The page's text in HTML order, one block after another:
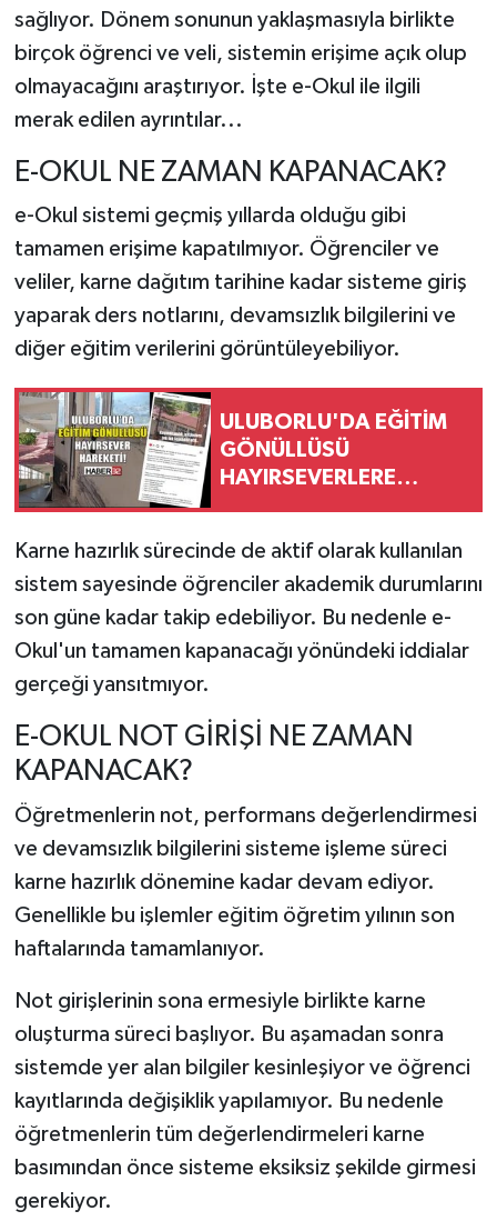
sağlıyor. Dönem sonunun yaklaşmasıyla birlikte
birçok öğrenci ve veli, sistemin erişime açık olup
olmayacağını araştırıyor. İşte e-Okul ile ilgili
merak edilen ayrıntılar...
E-OKUL NE ZAMAN KAPANACAK?
e-Okul sistemi geçmiş yıllarda olduğu gibi
tamamen erişime kapatılmıyor. Öğrenciler ve
veliler, karne dağıtım tarihine kadar sisteme giriş
yaparak ders notlarını, devamsızlık bilgilerini ve
diğer eğitim verilerini görüntüleyebiliyor.
ULUBORLU'DA EĞİTİM
GÖNÜLLÜSÜ
HAYIRSEVERLERE
Karne hazırlık sürecinde de aktif olarak kullanılan
sistem sayesinde öğrenciler akademik durumlarını
son güne kadar takip edebiliyor. Bu nedenle e-
Okul'un tamamen kapanacağı yönündeki iddialar
gerçeği yansıtmıyor.
E-OKUL NOT GİRİŞİ NE ZAMAN
KAPANACAK?
Öğretmenlerin not, performans değerlendirmesi
ve devamsızlık bilgilerini sisteme işleme süreci
karne hazırlık dönemine kadar devam ediyor.
Genellikle bu işlemler eğitim öğretim yılının son
haftalarında tamamlanıyor.
Not girişlerinin sona ermesiyle birlikte karne
oluşturma süreci başlıyor. Bu aşamadan sonra
sistemde yer alan bilgiler kesinleşiyor ve öğrenci
kayıtlarında değişiklik yapılamıyor. Bu nedenle
öğretmenlerin tüm değerlendirmeleri karne
basımından önce sisteme eksiksiz şekilde girmesi
gerekiyor.
İletişim
Künye